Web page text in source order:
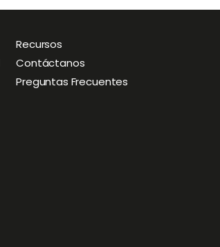
Recursos
p
n
Contáctanos
Preguntas Frecuentes